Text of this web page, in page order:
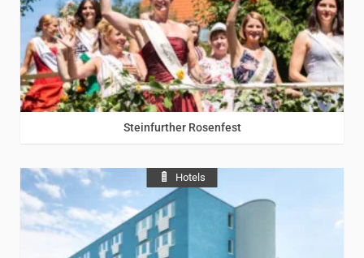
Steinfurther Rosenfest
Hotels